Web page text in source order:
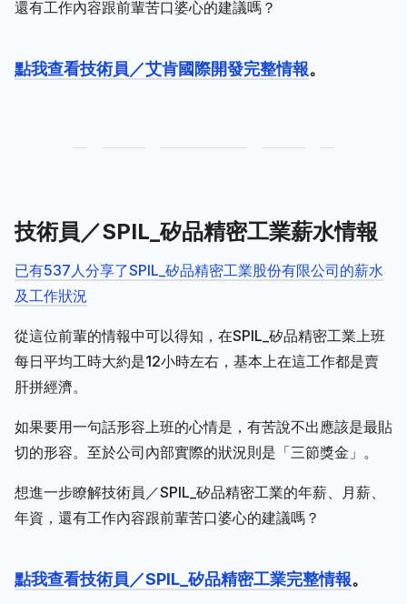
還有工作內容跟前輩苦口婆心的建議嗎？
點我查看技術員／艾肯國際開發完整情報。
技術員／SPIL_矽品精密工業薪水情報
已有537人分享了SPIL_矽品精密工業股份有限公司的薪水
及工作狀況
從這位前輩的情報中可以得知，在SPIL_矽品精密工業上班
每日平均工時大約是12小時左右，基本上在這工作都是賣
肝拼經濟。
如果要用一句話形容上班的心情是，有苦說不出應該是最貼
切的形容。至於公司內部實際的狀況則是「三節獎金」。
想進一步瞭解技術員／SPIL_矽品精密工業的年薪、月薪、
年資，還有工作內容跟前輩苦口婆心的建議嗎？
點我查看技術員／SPIL_矽品精密工業完整情報。